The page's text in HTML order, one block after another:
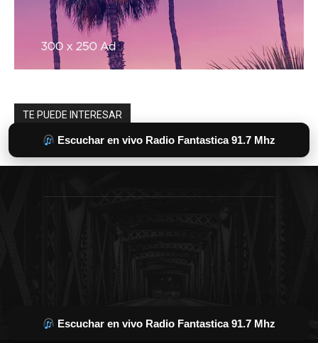
Escuchar en vivo Radio Fantastica 91.7 Mhz